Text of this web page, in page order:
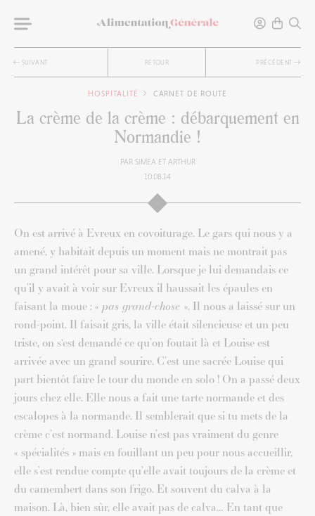
SUIVANT RETOUR PRÉCÉDENT
HOSPITALITÉ CARNET DE ROUTE
La crème de la crème : débarquement en
Normandie !
PAR SIMÉA ET ARTHUR
10.08.14
On est arrivé à Evreux en covoiturage. Le gars qui nous y a
amené, y habitait depuis un moment mais ne montrait pas
un grand intérêt pour sa ville. Lorsque je lui demandais ce
qu’il y avait à voir sur Evreux il haussait les épaules en
faisant la moue : « pas grand-chose ». Il nous a laissé sur un
rond-point. Il faisait gris, la ville était silencieuse et un peu
triste, on s‘est demandé ce qu’on foutait là et Louise est
arrivée avec un grand sourire. C’est une sacrée Louise qui
part bientôt faire le tour du monde en solo ! On a passé deux
jours chez elle. Elle nous a fait une tarte normande et des
escalopes à la normande. Il semblerait que si tu mets de la
crème c’est normand. Louise n’est pas vraiment du genre
« spécialités » mais en fouillant un peu pour nous accueillir,
elle s’est rendue compte qu’elle avait toujours de la crème et
du camembert dans son frigo. Et souvent du calva à la
maison. Là, bien sûr, elle avait pas de calva… En tant que